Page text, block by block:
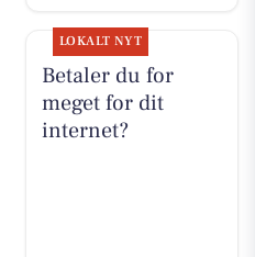
LOKALT NYT
Betaler du for
meget for dit
internet?